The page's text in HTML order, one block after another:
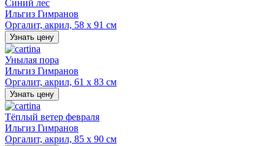
Синий лес
Ильгиз Гимранов
Оргалит, акрил, 58 х 91 см
Узнать цену
Унылая пора
Ильгиз Гимранов
Оргалит, акрил, 61 х 83 см
Узнать цену
Тёплый ветер февраля
Ильгиз Гимранов
Оргалит, акрил, 85 х 90 см